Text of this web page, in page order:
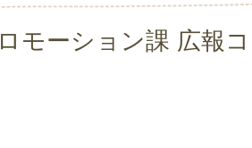
モーション課 広報